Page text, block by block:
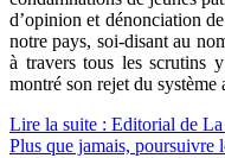
d’opinion et dénonciation
notre pays, soi-disant au
à travers tous les scrutins
montré son rejet du système
Lire la suite : Editorial de
Plus que jamais, poursuivre